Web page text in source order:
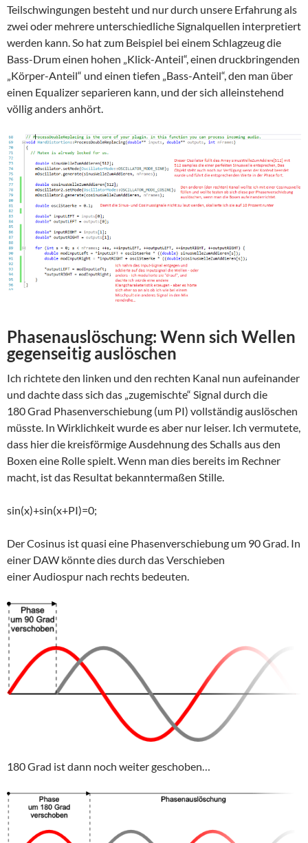
Teilschwingungen besteht und nur durch unsere Erfahrung als
zwei oder mehrere unterschiedliche Signalquellen interpretiert
werden kann. So hat zum Beispiel bei einem Schlagzeug die
Bass-Drum einen hohen „Klick-Anteil“, einen druckbringenden
„Körper-Anteil“ und einen tiefen „Bass-Anteil“, den man über
einen Equalizer separieren kann, und der sich alleinstehend
völlig anders anhört.
Phasenauslöschung: Wenn sich Wellen
gegenseitig auslöschen
Ich richtete den linken und den rechten Kanal nun aufeinander
und dachte dass sich das „zugemischte“ Signal durch die
180 Grad Phasenverschiebung (um PI) vollständig auslöschen
müsste. In Wirklichkeit wurde es aber nur leiser. Ich vermutete,
dass hier die kreisförmige Ausdehnung des Schalls aus den
Boxen eine Rolle spielt. Wenn man dies bereits im Rechner
macht, ist das Resultat bekanntermaßen Stille.
sin(x)+sin(x+PI)=0;
Der Cosinus ist quasi eine Phasenverschiebung um 90 Grad. In
einer DAW könnte dies durch das Verschieben
einer Audiospur nach rechts bedeuten.
180 Grad ist dann noch weiter geschoben…